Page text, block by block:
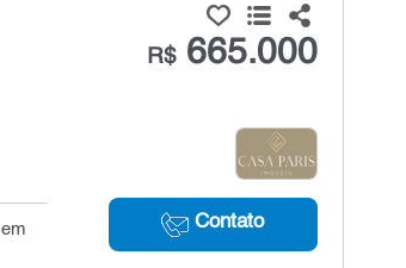
R$665.000
Contato